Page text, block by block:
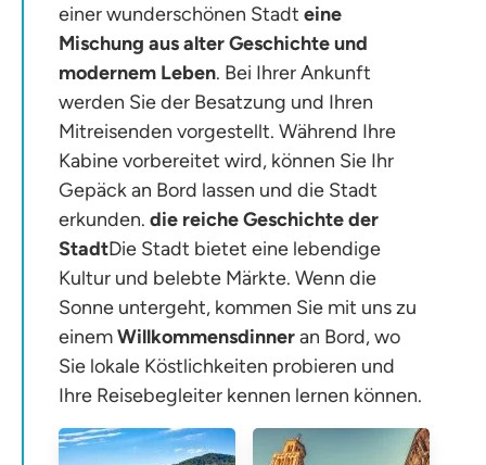
einer wunderschönen Stadt eine
Mischung aus alter Geschichte und
modernem Leben. Bei Ihrer Ankunft
werden Sie der Besatzung und Ihren
Mitreisenden vorgestellt. Während Ihre
Kabine vorbereitet wird, können Sie Ihr
Gepäck an Bord lassen und die Stadt
erkunden. die reiche Geschichte der
StadtDie Stadt bietet eine lebendige
Kultur und belebte Märkte. Wenn die
Sonne untergeht, kommen Sie mit uns zu
einemWillkommensdinneran Bord, wo
Sie lokale Köstlichkeiten probieren und
Ihre Reisebegleiter kennen lernen können.